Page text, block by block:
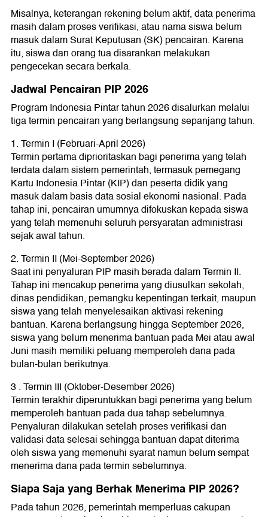
Misalnya, keterangan rekening belum aktif, data penerima
masih dalam proses verifikasi, atau nama siswa belum
masuk dalam Surat Keputusan (SK) pencairan. Karena
itu, siswa dan orang tua disarankan melakukan
pengecekan secara berkala.
Jadwal Pencairan PIP 2026
Program Indonesia Pintar tahun 2026 disalurkan melalui
tiga termin pencairan yang berlangsung sepanjang tahun.
1. Termin I (Februari-April 2026)
Termin pertama diprioritaskan bagi penerima yang telah
terdata dalam sistem pemerintah, termasuk pemegang
Kartu Indonesia Pintar (KIP) dan peserta didik yang
masuk dalam basis data sosial ekonomi nasional. Pada
tahap ini, pencairan umumnya difokuskan kepada siswa
yang telah memenuhi seluruh persyaratan administrasi
sejak awal tahun.
2. Termin II (Mei-September 2026)
Saat ini penyaluran PIP masih berada dalam Termin II.
Tahap ini mencakup penerima yang diusulkan sekolah,
dinas pendidikan, pemangku kepentingan terkait, maupun
siswa yang telah menyelesaikan aktivasi rekening
bantuan. Karena berlangsung hingga September 2026,
siswa yang belum menerima bantuan pada Mei atau awal
Juni masih memiliki peluang memperoleh dana pada
bulan-bulan berikutnya.
3 . Termin III (Oktober-Desember 2026)
Termin terakhir diperuntukkan bagi penerima yang belum
memperoleh bantuan pada dua tahap sebelumnya.
Penyaluran dilakukan setelah proses verifikasi dan
validasi data selesai sehingga bantuan dapat diterima
oleh siswa yang memenuhi syarat namun belum sempat
menerima dana pada termin sebelumnya.
Siapa Saja yang Berhak Menerima PIP 2026?
Pada tahun 2026, pemerintah memperluas cakupan